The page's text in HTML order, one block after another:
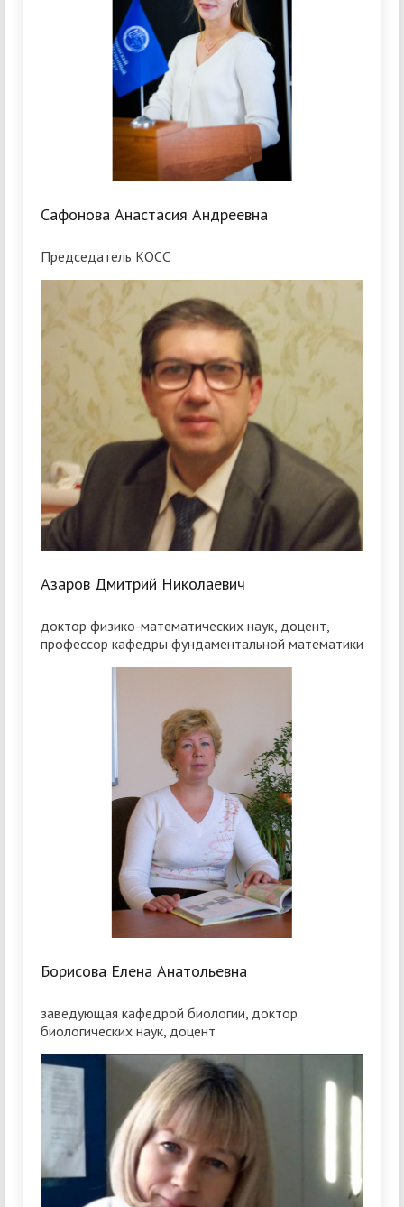
Сафонова Анастасия Андреевна
Председатель КОСС
Азаров Дмитрий Николаевич
доктор физико-математических наук, доцент,
профессор кафедры фундаментальной математики
Борисова Елена Анатольевна
заведующая кафедрой биологии, доктор
биологических наук, доцент